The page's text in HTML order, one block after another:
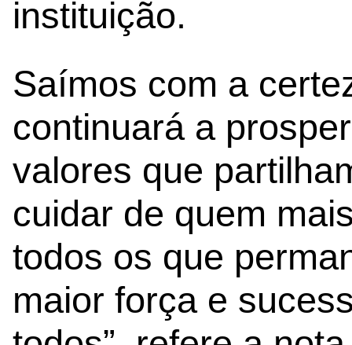
instituição.
Saímos com a
continuará a
valores que
cuidar de quem
todos os que
maior força e